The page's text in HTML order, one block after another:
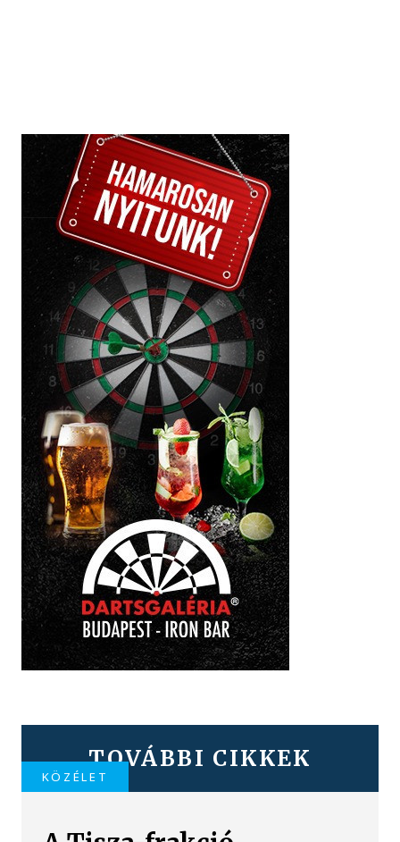
TOVÁBBI CIKKEK
KÖZÉLET